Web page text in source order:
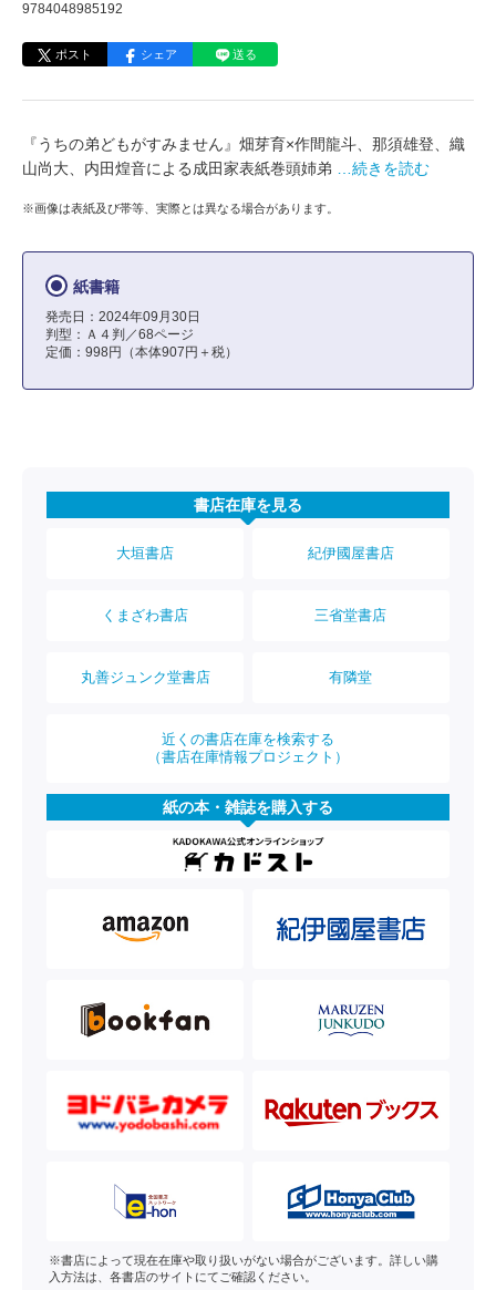
9784048985192
ポスト シェア 送る
『うちの弟どもがすみません』畑芽育×作間龍斗、那須雄登、織
山尚大、内田煌音による成田家表紙巻頭姉弟
…続きを読む
※画像は表紙及び帯等、実際とは異なる場合があります。
紙書籍
発売日：2024年09月30日
判型：Ａ４判／68ページ
定価：998円（本体907円＋税）
書店在庫を見る
大垣書店 紀伊國屋書店
くまざわ書店 三省堂書店
丸善ジュンク堂書店 有隣堂
近くの書店在庫を検索する
（書店在庫情報プロジェクト）
紙の本・雑誌を購入する
※書店によって現在在庫や取り扱いがない場合がございます。詳しい購
入方法は、各書店のサイトにてご確認ください。